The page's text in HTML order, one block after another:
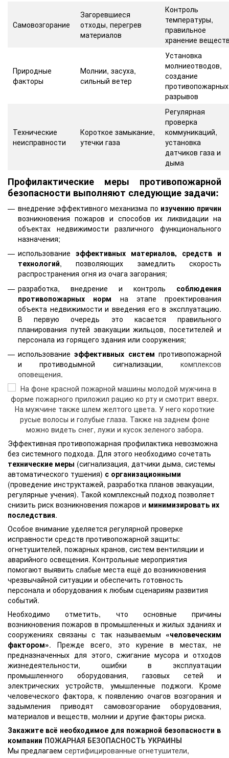
Самовозгорание
Загоревшиеся
отходы, перегрев
материалов
Контроль
температуры,
правильное
хранение
Природные
факторы
Молнии, засуха,
сильный ветер
Установка
молниеотводов,
создание
противопожарных
разрывов
Технические
неисправности
Короткое замыкание,
утечки газа
Регулярная
проверка
коммуникаций,
установка
датчиков газа и
дыма
Профилактические меры противопожарной
безопасности выполняют следующие задачи:
внедрение эффективного механизма по изучению причин
возникновения пожаров и способов их ликвидации на
объектах недвижимости различного функционального
назначения;
использование эффективных материалов, средств и
технологий, позволяющих замедлить скорость
распространения огня из очага загорания;
разработка, внедрение и контроль соблюдения
противопожарных норм на этапе проектирования
объекта недвижимости и введения его в эксплуатацию.
В первую очередь это касается правильного
планирования путей эвакуации жильцов, посетителей и
персонала из горящего здания или сооружения;
использованиеэффективных систем противопожарной
и противодымной сигнализации, комплексов
оповещения.
Эффективная противопожарная профилактика невозможна
без системного подхода. Для этого необходимо сочетать
технические меры (сигнализация, датчики дыма, системы
автоматического тушения) с организационными
(проведение инструктажей, разработка планов эвакуации,
регулярные учения). Такой комплексный подход позволяет
снизить риск возникновения пожаров и минимизировать их
последствия.
Особое внимание уделяется регулярной проверке
исправности средств противопожарной защиты:
огнетушителей, пожарных кранов, систем вентиляции и
аварийного освещения. Контрольные мероприятия
помогают выявить слабые места ещё до возникновения
чрезвычайной ситуации и обеспечить готовность
персонала и оборудования к любым сценариям развития
событий.
Необходимо отметить, что основные причины
возникновения пожаров в промышленных и жилых зданиях и
сооружениях связаны с так называемым «человеческим
фактором». Прежде всего, это курение в местах, не
предназначенных для этого, сжигание мусора и отходов
жизнедеятельности, ошибки в эксплуатации
промышленного оборудования, газовых сетей и
электрических устройств, умышленные поджоги. Кроме
человеческого фактора, к появлению очагов возгорания и
задымления приводят самовозгорание оборудования,
материалов и веществ, молнии и другие факторы риска.
Закажите всё необходимое для пожарной безопасности в
компании ПОЖАРНАЯ БЕЗОПАСНОСТЬ УКРАИНЫ
Мы предлагаем сертифицированные огнетушители,